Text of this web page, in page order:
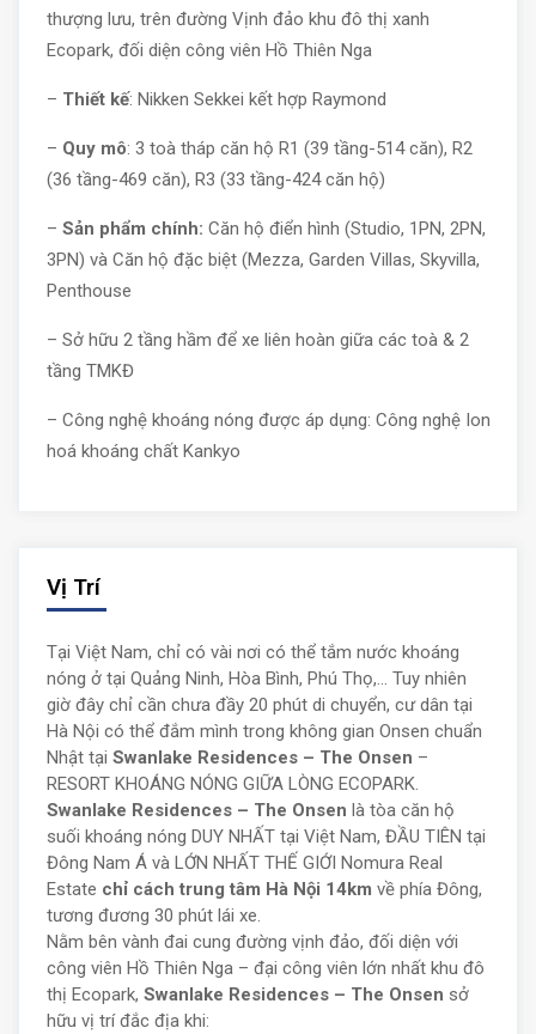
thượng lưu, trên đường Vịnh đảo khu đô thị xanh
Ecopark, đối diện công viên Hồ Thiên Nga
– Thiết kế: Nikken Sekkei kết hợp Raymond
– Quy mô: 3 toà tháp căn hộ R1 (39 tầng-514 căn), R2
(36 tầng-469 căn), R3 (33 tầng-424 căn hộ)
– Sản phẩm chính: Căn hộ điển hình (Studio, 1PN, 2PN,
3PN) và Căn hộ đặc biệt (Mezza, Garden Villas, Skyvilla,
Penthouse
– Sở hữu 2 tầng hầm để xe liên hoàn giữa các toà & 2
tầng TMKĐ
– Công nghệ khoáng nóng được áp dụng: Công nghệ Ion
hoá khoáng chất Kankyo
Vị Trí
Tại Việt Nam, chỉ có vài nơi có thể tắm nước khoáng
nóng ở tại Quảng Ninh, Hòa Bình, Phú Thọ,… Tuy nhiên
giờ đây chỉ cần chưa đầy 20 phút di chuyển, cư dân tại
Hà Nội có thể đắm mình trong không gian Onsen chuẩn
Nhật tại Swanlake Residences – The Onsen –
RESORT KHOÁNG NÓNG GIỮA LÒNG ECOPARK.
Swanlake Residences – The Onsen là tòa căn hộ
suối khoáng nóng DUY NHẤT tại Việt Nam, ĐẦU TIÊN tại
Đông Nam Á và LỚN NHẤT THẾ GIỚI Nomura Real
Estate chỉ cách trung tâm Hà Nội 14km về phía Đông,
tương đương 30 phút lái xe.
Nằm bên vành đai cung đường vịnh đảo, đối diện với
công viên Hồ Thiên Nga – đại công viên lớn nhất khu đô
thị Ecopark, Swanlake Residences – The Onsen sở
hữu vị trí đắc địa khi: